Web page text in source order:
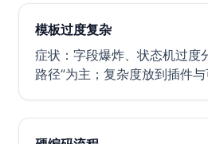
模板过度复杂
症状：字段爆炸、状态机过度
路径”为主；复杂度放到插件与